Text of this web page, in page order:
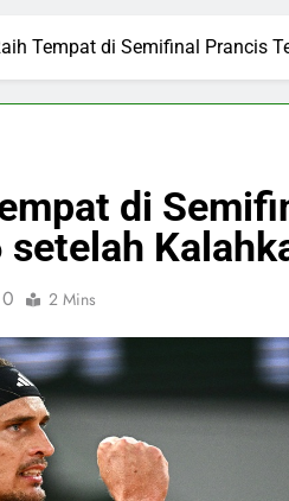
Tempat di Semifinal Prancis
di
0 2 Mins